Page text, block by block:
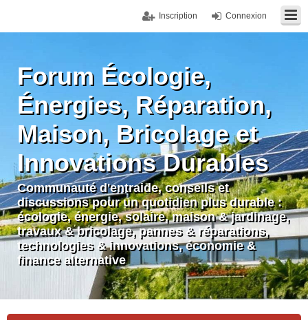
Connexion
Inscription
Forum Écologie,
Énergies, Réparation,
Maison, Bricolage et
Innovations Durables
Communauté d'entraide, conseils et
discussions pour un quotidien plus durable :
écologie, énergie, solaire, maison & jardinage,
travaux & bricolage, pannes & réparations,
technologies & innovations, économie &
finance alternative